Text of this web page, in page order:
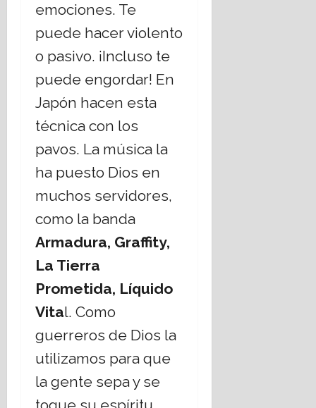
emociones. Te
puede hacer violento
o pasivo. ¡Incluso te
puede engordar! En
Japón hacen esta
técnica con los
pavos. La música la
ha puesto Dios en
muchos servidores,
como la banda
Armadura, Graffity,
La Tierra
Prometida, Líquido
Vital. Como
guerreros de Dios la
utilizamos para que
la gente sepa y se